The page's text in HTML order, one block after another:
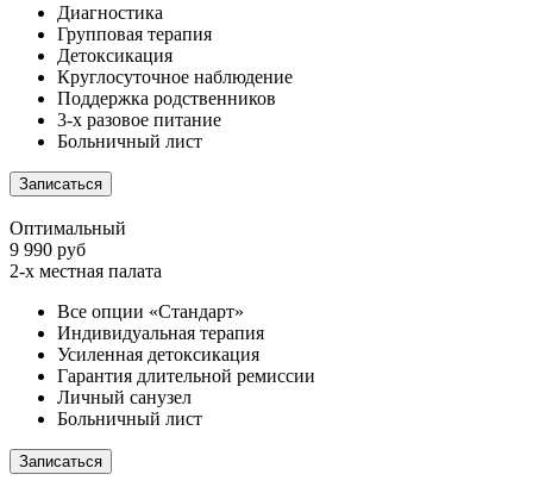
Диагностика
Групповая терапия
Детоксикация
Круглосуточное наблюдение
Поддержка родственников
3-х разовое питание
Больничный лист
Записаться
Оптимальный
9 990 руб
2-х местная палата
Все опции «Стандарт»
Индивидуальная терапия
Усиленная детоксикация
Гарантия длительной ремиссии
Личный санузел
Больничный лист
Записаться